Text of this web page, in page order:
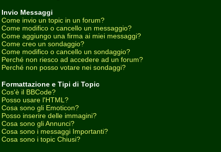
Invio Messaggi
Come invio un topic in un forum?
Come modifico o cancello un messaggio?
Come aggiungo una firma ai miei messaggi?
Come creo un sondaggio?
Come modifico o cancello un sondaggio?
Perché non riesco ad accedere ad un forum?
Perché non posso votare nei sondaggi?
Formattazione e Tipi di Topic
Cos'è il BBCode?
Posso usare l'HTML?
Cosa sono gli Emoticon?
Posso inserire delle immagini?
Cosa sono gli Annunci?
Cosa sono i messaggi Importanti?
Cosa sono i topic Chiusi?